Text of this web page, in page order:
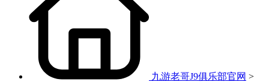
九游老哥J9俱乐部官网 >